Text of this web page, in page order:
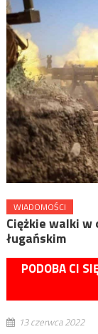
WIADOMOŚCI
Ciężkie walki w
ługańskim
PODOBA CI
13 czerwca 2022